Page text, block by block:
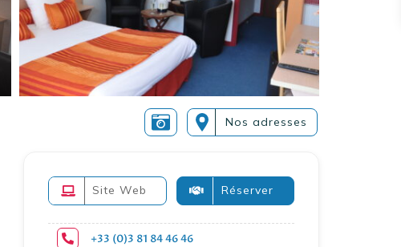
Nos adresses
Site Web Réserver
+33 (0)3 81 84 46 46